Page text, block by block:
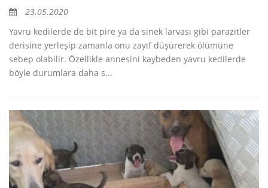
23.05.2020
Yavru kedilerde de bit pire ya da sinek larvası gibi parazitler
derisine yerleşip zamanla onu zayıf düşürerek ölümüne
sebep olabilir. Özellikle annesini kaybeden yavru kedilerde
böyle durumlara daha s...